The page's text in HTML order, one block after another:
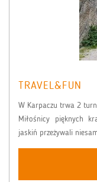
TRAVEL&FUN
W Karpaczu trwa 2
Miłośnicy pięknych
jaskiń przeżywali